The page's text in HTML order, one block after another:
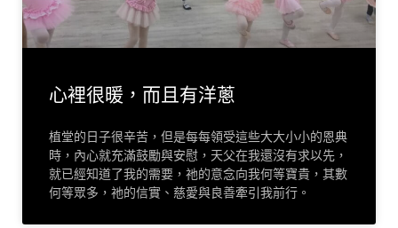
心裡很暖，而且有洋蔥
植堂的日子很辛苦，但是每每領受這些大大小小的恩典
時，內心就充滿鼓勵與安慰，天父在我還沒有求以先，
就已經知道了我的需要，祂的意念向我何等寶貴，其數
何等眾多，祂的信實、慈愛與良善牽引我前行。